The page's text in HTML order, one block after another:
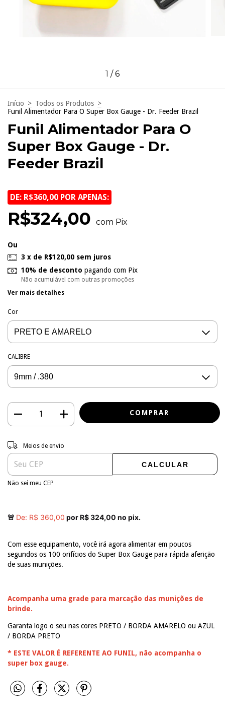
1 /6
Início > Todos os Produtos >
Funil Alimentador Para O Super Box Gauge - Dr. Feeder Brazil
Funil Alimentador Para O
Super Box Gauge - Dr.
Feeder Brazil
DE: R$360,00 POR APENAS:
R$324,00 com Pix
Ou
3 x de R$120,00 sem juros
10% de desconto pagando com Pix
Não acumulável com outras promoções
Ver mais detalhes
Cor
CALIBRE
Entregas para o CEP:
Meios de envio
CALCULAR
Não sei meu CEP
🚨 De: R$ 360,00 por R$ 324,00 no pix.
Com esse equipamento, você irá agora alimentar em poucos
segundos os 100 orifícios do Super Box Gauge para rápida aferição
de suas munições.
Acompanha uma grade para marcação das munições de
brinde.
Garanta logo o seu nas cores PRETO / BORDA AMARELO ou AZUL
/ BORDA PRETO
* ESTE VALOR É REFERENTE AO FUNIL, não acompanha o
super box gauge.